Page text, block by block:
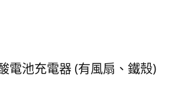
電池充電器 (有風扇、鐵殼)